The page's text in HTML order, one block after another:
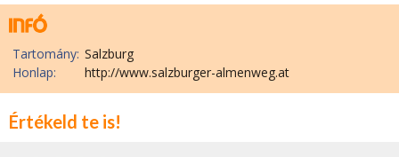
Tartomány: Salzburg
Honlap:
http://www.salzburger-almenweg.at
Értékeld te is!